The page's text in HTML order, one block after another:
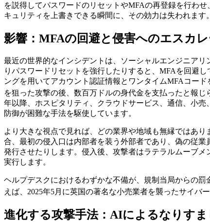
を説得してパスワードのリセットやMFAの再登録を行わ
キュリティを上書きできる瞬間に、その効力は失われます。
影響：MFAの回避と侵害へのエスカ
最近の世界的なインシデントは、ソーシャルエンジニア
りパスワードリセットを強行したりすると、MFAを回避
ングを用いてアカウント認証情報とワンタイムMFAコー
を狙った攻撃の後、数百万ドルの身代金を支払ったと報じ
年以降、ホスピタリティ、クラウドサービス、通信、小
防御が困難な手法を駆使しています。
より大きな視点で見れば、どの業界や地域も無縁ではあ
合、最初の侵入口は内部者を装う外部者であり、偽の従
発行させたりします。侵入後、攻撃者はラテラルムーブ
実行します。
ヘルプデスクにおけるわずかな不備が、規制当局からの
えば、2025年5月に英国の著名な小売業者を襲ったサイバ
進化する攻撃手法：AIによるなりす